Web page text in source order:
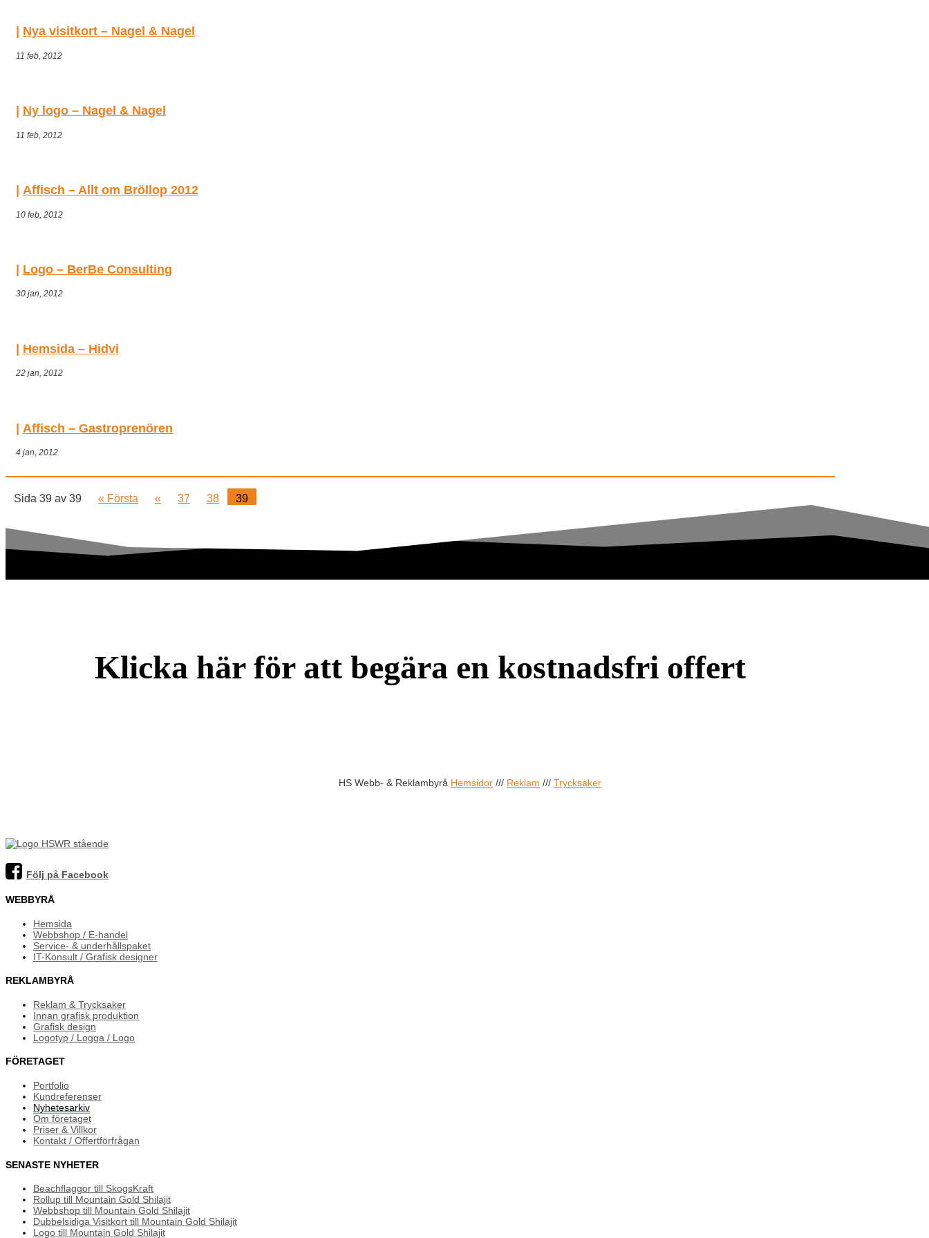
Nya visitkort – Nagel & Nagel
11 feb, 2012
Ny logo – Nagel & Nagel
11 feb, 2012
Affisch – Allt om Bröllop 2012
10 feb, 2012
Logo – BerBe Consulting
30 jan, 2012
Hemsida – Hidvi
22 jan, 2012
Affisch – Gastroprenören
4 jan, 2012
Sida 39 av 39 « Första « 37 38 39
Klicka här för att begära en kostnadsfri offert
HS Webb- & Reklambyrå Hemsidor /// Reklam /// Trycksaker
Följ på Facebook
WEBBYRÅ
Hemsida
Webbshop / E-handel
Service- & underhållspaket
IT-Konsult / Grafisk designer
REKLAMBYRÅ
Reklam & Trycksaker
Innan grafisk produktion
Grafisk design
Logotyp / Logga / Logo
FÖRETAGET
Portfolio
Kundreferenser
Nyhetesarkiv
Om företaget
Priser & Villkor
Kontakt / Offertförfrågan
SENASTE NYHETER
Beachflaggor till SkogsKraft
Rollup till Mountain Gold Shilajit
Webbshop till Mountain Gold Shilajit
Dubbelsidiga Visitkort till Mountain Gold Shilajit
Logo till Mountain Gold Shilajit